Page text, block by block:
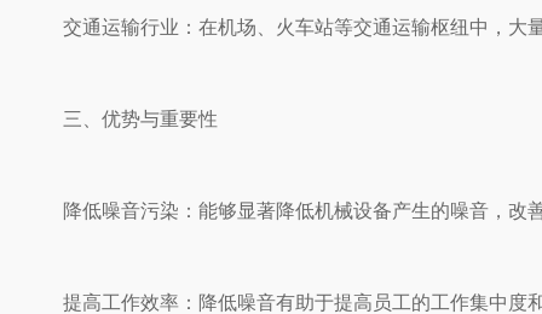
交通运输行业：在机场、火车站等交通运输枢纽中，
三、优势与重要性
降低噪音污染：能够显著降低机械设备产生的噪音，改善工
提高工作效率：降低噪音有助于提高员工的工作集中度和